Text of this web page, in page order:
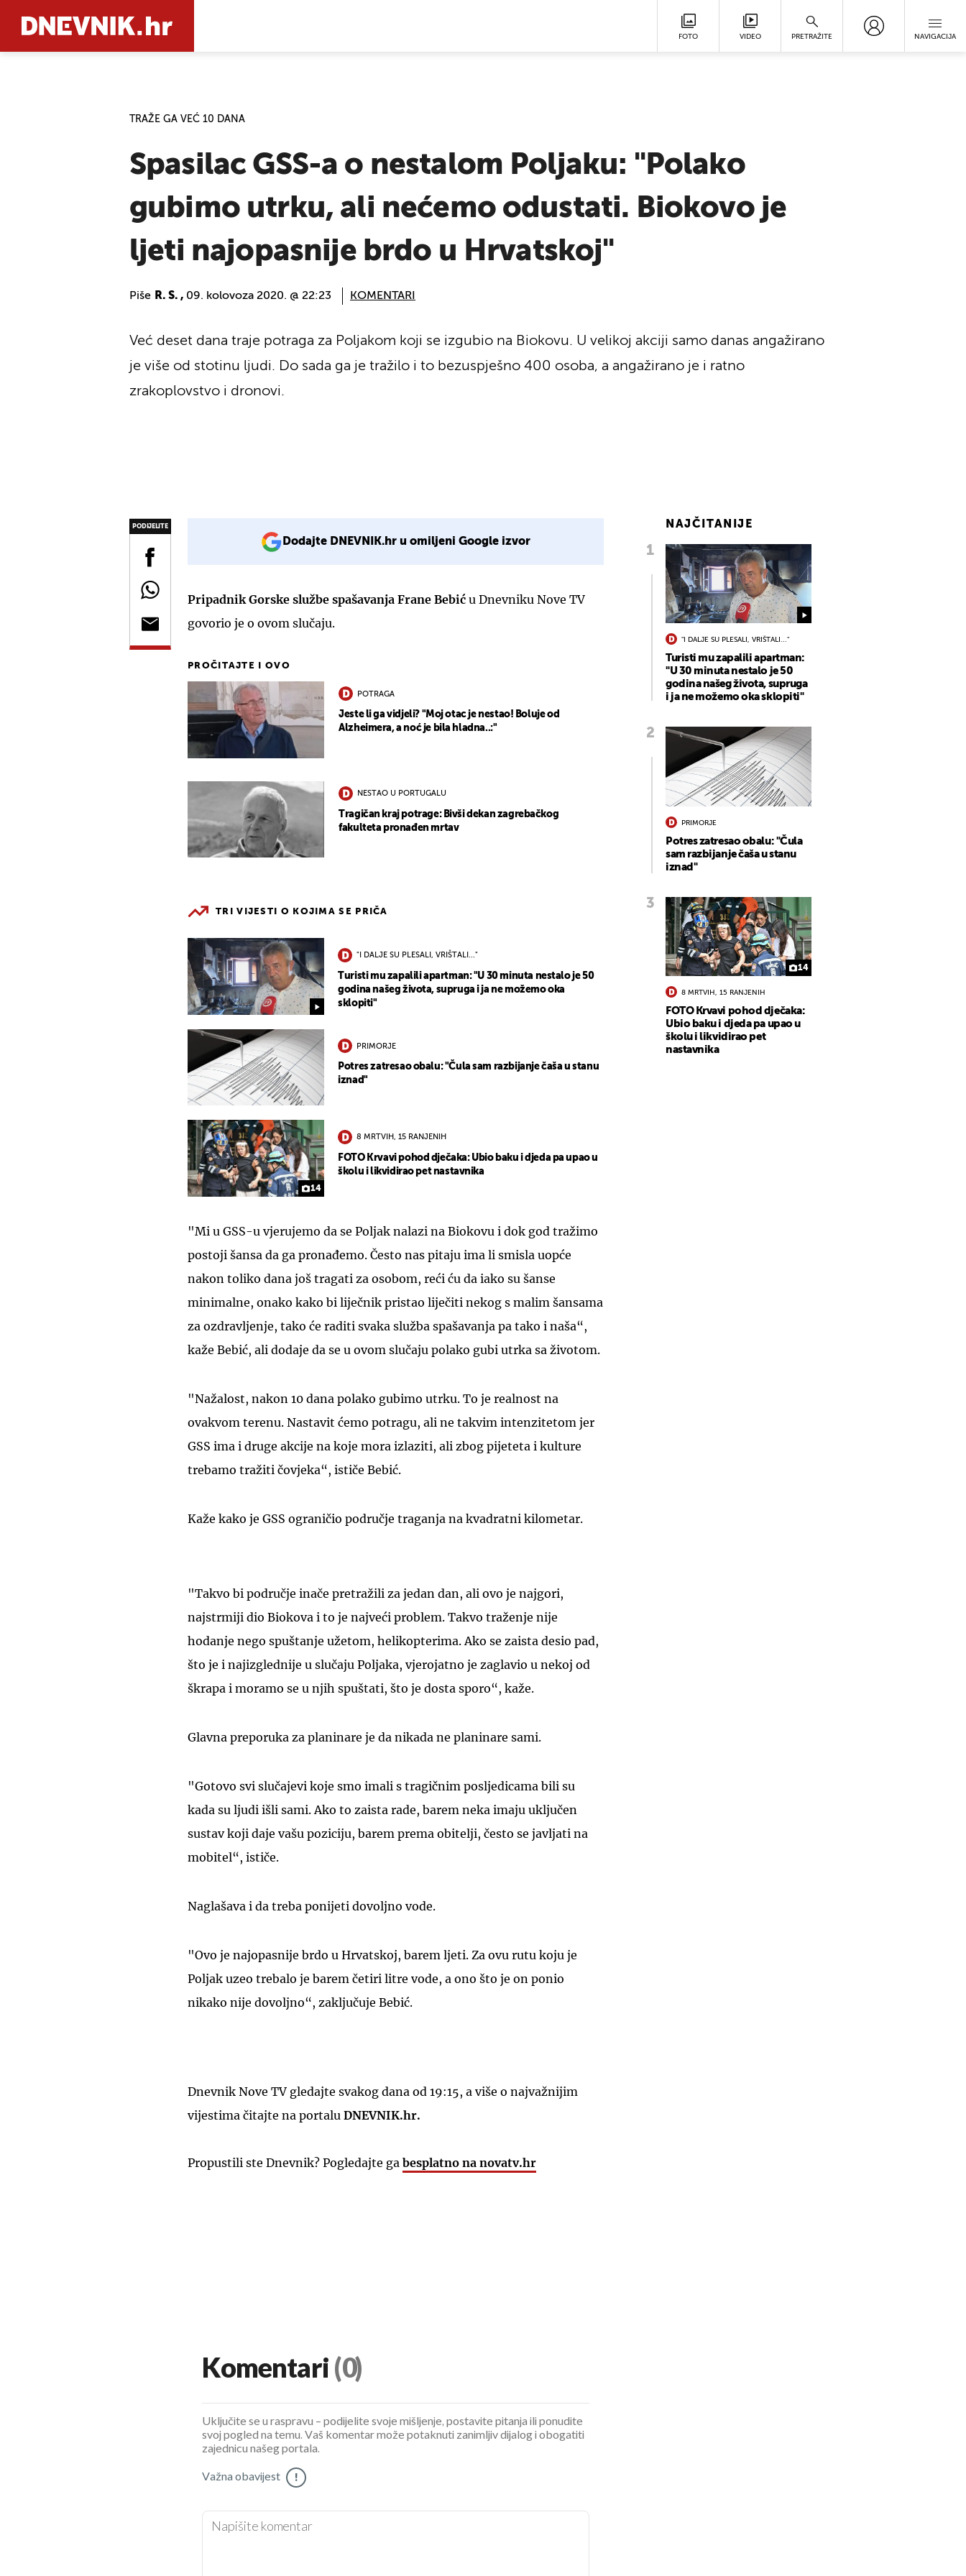
FOTO VIDEO PRETRAŽITE NAVIGACIJA
TRAŽE GA VEĆ 10 DANA
Spasilac GSS-a o nestalom Poljaku: "Polako
gubimo utrku, ali nećemo odustati. Biokovo je
ljeti najopasnije brdo u Hrvatskoj"
Piše R. S. , 09. kolovoza 2020. @ 22:23 KOMENTARI
Već deset dana traje potraga za Poljakom koji se izgubio na Biokovu. U velikoj akciji samo danas angažirano
je više od stotinu ljudi. Do sada ga je tražilo i to bezuspješno 400 osoba, a angažirano je i ratno
zrakoplovstvo i dronovi.
PODIJELITE
Dodajte DNEVNIK.hr u omiljeni Google izvor
Pripadnik Gorske službe spašavanja Frane Bebić u Dnevniku Nove TV
govorio je o ovom slučaju.
PROČITAJTE I OVO
POTRAGA
Jeste li ga vidjeli? "Moj otac je nestao! Boluje od
Alzheimera, a noć je bila hladna..:"
NESTAO U PORTUGALU
Tragičan kraj potrage: Bivši dekan zagrebačkog
fakulteta pronađen mrtav
TRI VIJESTI O KOJIMA SE PRIČA
"I DALJE SU PLESALI, VRIŠTALI..."
Turisti mu zapalili apartman: "U 30 minuta nestalo je 50
godina našeg života, supruga i ja ne možemo oka
sklopiti"
PRIMORJE
Potres zatresao obalu: "Čula sam razbijanje čaša u stanu
iznad"
14
8 MRTVIH, 15 RANJENIH
FOTO Krvavi pohod dječaka: Ubio baku i djeda pa upao u
školu i likvidirao pet nastavnika
"Mi u GSS-u vjerujemo da se Poljak nalazi na Biokovu i dok god tražimo
postoji šansa da ga pronađemo. Često nas pitaju ima li smisla uopće
nakon toliko dana još tragati za osobom, reći ću da iako su šanse
minimalne, onako kako bi liječnik pristao liječiti nekog s malim šansama
za ozdravljenje, tako će raditi svaka služba spašavanja pa tako i naša“,
kaže Bebić, ali dodaje da se u ovom slučaju polako gubi utrka sa životom.
"Nažalost, nakon 10 dana polako gubimo utrku. To je realnost na
ovakvom terenu. Nastavit ćemo potragu, ali ne takvim intenzitetom jer
GSS ima i druge akcije na koje mora izlaziti, ali zbog pijeteta i kulture
trebamo tražiti čovjeka“, ističe Bebić.
Kaže kako je GSS ograničio područje traganja na kvadratni kilometar.
"Takvo bi područje inače pretražili za jedan dan, ali ovo je najgori,
najstrmiji dio Biokova i to je najveći problem. Takvo traženje nije
hodanje nego spuštanje užetom, helikopterima. Ako se zaista desio pad,
što je i najizglednije u slučaju Poljaka, vjerojatno je zaglavio u nekoj od
škrapa i moramo se u njih spuštati, što je dosta sporo“, kaže.
Glavna preporuka za planinare je da nikada ne planinare sami.
"Gotovo svi slučajevi koje smo imali s tragičnim posljedicama bili su
kada su ljudi išli sami. Ako to zaista rade, barem neka imaju uključen
sustav koji daje vašu poziciju, barem prema obitelji, često se javljati na
mobitel“, ističe.
Naglašava i da treba ponijeti dovoljno vode.
"Ovo je najopasnije brdo u Hrvatskoj, barem ljeti. Za ovu rutu koju je
Poljak uzeo trebalo je barem četiri litre vode, a ono što je on ponio
nikako nije dovoljno“, zaključuje Bebić.
Dnevnik Nove TV gledajte svakog dana od 19:15, a više o najvažnijim
vijestima čitajte na portalu DNEVNIK.hr.
Propustili ste Dnevnik? Pogledajte ga besplatno na novatv.hr
NAJČITANIJE
"I DALJE SU PLESALI, VRIŠTALI..."
Turisti mu zapalili apartman:
"U 30 minuta nestalo je 50
godina našeg života, supruga
i ja ne možemo oka sklopiti"
PRIMORJE
Potres zatresao obalu: "Čula
sam razbijanje čaša u stanu
iznad"
14
8 MRTVIH, 15 RANJENIH
FOTO Krvavi pohod dječaka:
Ubio baku i djeda pa upao u
školu i likvidirao pet
nastavnika
Komentari (0)
Uključite se u raspravu – podijelite svoje mišljenje, postavite pitanja ili ponudite
svoj pogled na temu. Vaš komentar može potaknuti zanimljiv dijalog i obogatiti
zajednicu našeg portala.
Važna obavijest !